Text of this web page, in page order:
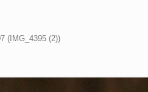
( IMG_4395 (2))